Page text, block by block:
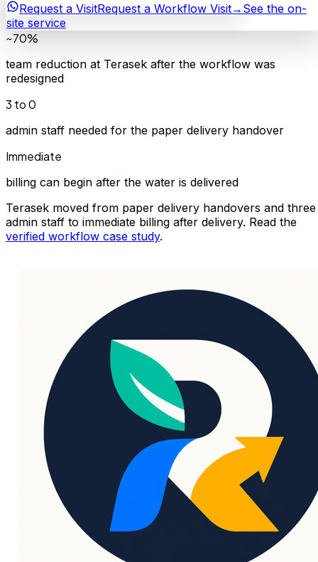
Request a VisitRequest a Workflow Visit→ See the on-
site service
~70%
team reduction at Terasek after the workflow was
redesigned
3 to 0
admin staff needed for the paper delivery handover
Immediate
billing can begin after the water is delivered
Terasek moved from paper delivery handovers and three
admin staff to immediate billing after delivery. Read the
verified workflow case study.